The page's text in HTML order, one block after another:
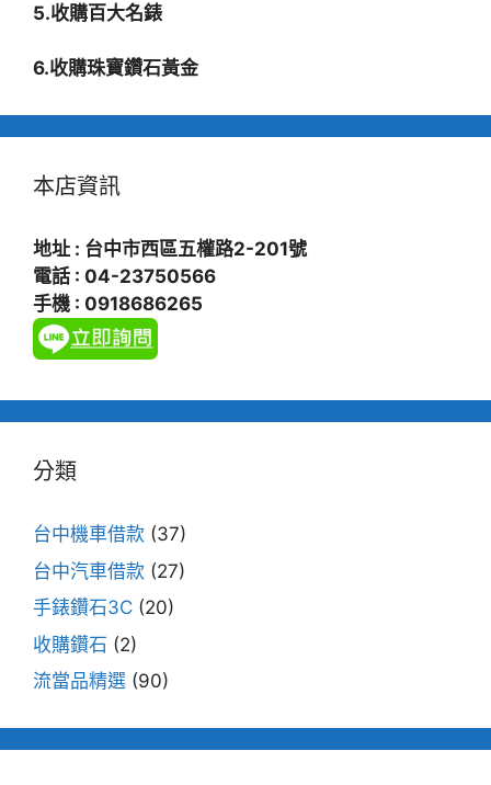
5.收購百大名錶
6.收購珠寶鑽石黃金
本店資訊
地址 : 台中市西區五權路2-201號
電話 : 04-23750566
手機 : 0918686265
分類
台中機車借款 (37)
台中汽車借款 (27)
手錶鑽石3C (20)
收購鑽石 (2)
流當品精選 (90)